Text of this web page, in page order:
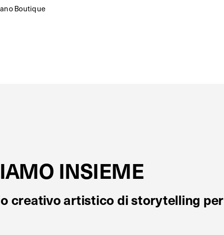
Boutique
INSIEME
creativo artistico di storytelling per